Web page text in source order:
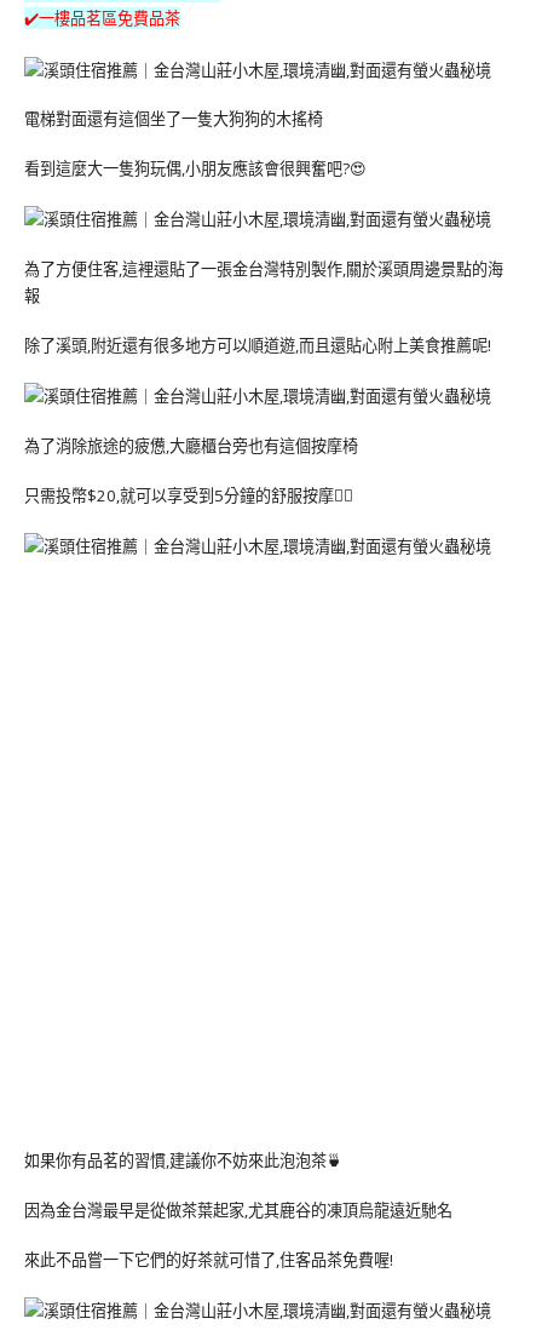
✔️一樓品茗區免費品茶
電梯對面還有這個坐了一隻大狗狗的木搖椅
看到這麼大一隻狗玩偶,小朋友應該會很興奮吧?😍
為了方便住客,這裡還貼了一張金台灣特別製作,關於溪頭周邊景點的海
報
除了溪頭,附近還有很多地方可以順道遊,而且還貼心附上美食推薦呢!
為了消除旅途的疲憊,大廳櫃台旁也有這個按摩椅
只需投幣$20,就可以享受到5分鐘的舒服按摩💆‍♀️
如果你有品茗的習慣,建議你不妨來此泡泡茶🍵
因為金台灣最早是從做茶葉起家,尤其鹿谷的凍頂烏龍遠近馳名
來此不品嘗一下它們的好茶就可惜了,住客品茶免費喔!